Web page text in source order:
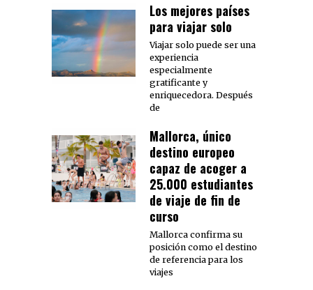
Los mejores países
para viajar solo
Viajar solo puede ser una
experiencia
especialmente
gratificante y
enriquecedora. Después
de
Mallorca, único
destino europeo
capaz de acoger a
25.000 estudiantes
de viaje de fin de
curso
Mallorca confirma su
posición como el destino
de referencia para los
viajes